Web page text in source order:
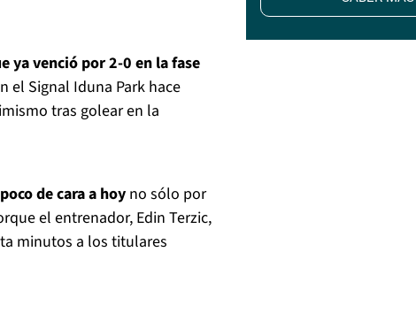
ya venció por 2-0 en la fase
el Signal Iduna Park hace
tras golear en la
de cara a hoyno sólo por
el entrenador, Edin Terzic,
minutos a los titulares